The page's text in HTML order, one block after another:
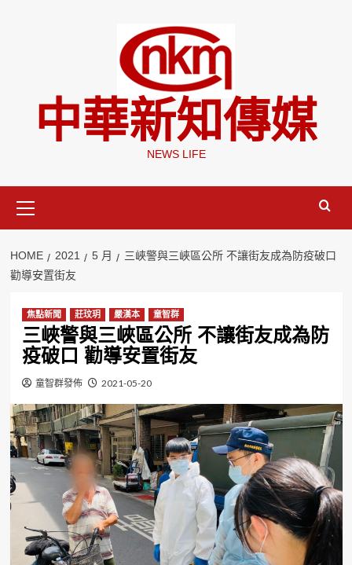
中華新知傳媒
NEWS LIFE
Menu
HOME 2021 5 月
三峽警與三峽區公所 不讓街友成為防疫破口
勸導安置街友
焦點新聞 莊玟玥 嚴漢本 童智群
三峽警與三峽區公所 不讓街友成為防
疫破口 勸導安置街友
童智群發佈 2021-05-20